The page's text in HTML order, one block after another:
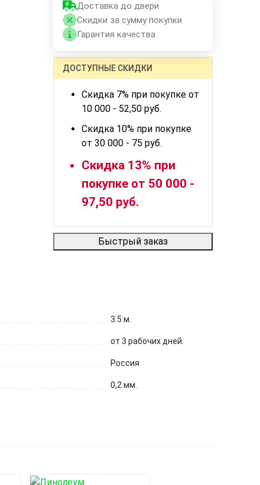
Доставка до двери
Скидки за сумму покупки
Гарантия качества
ДОСТУПНЫЕ СКИДКИ
Скидка 7% при покупке от
10 000 - 52,50 руб.
Скидка 10% при покупке
от 30 000 - 75 руб.
Скидка 13% при
покупке от 50 000 -
97,50 руб.
Быстрый заказ
3.5 м.
от 3 рабочих дней.
Россия
0,2 мм.